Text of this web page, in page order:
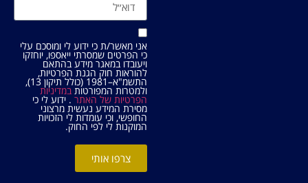
אני מאשר/ת כי ידוע לי ומוסכם עלי
כי הפרטים שמסרתי ייאספו, יוחזקו
ויעובדו במאגר מידע בהתאם
להוראות חוק הגנת הפרטיות,
התשמ"א–1981 (כולל תיקון 13),
ולמטרות המפורטותבמדיניות
הפרטיות של האתר . ידוע לי כי
מסירת המידע נעשית מרצוני
החופשי, וכי עומדות לי הזכויות
המוקנות לי לפי החוק.
צרפו אותי